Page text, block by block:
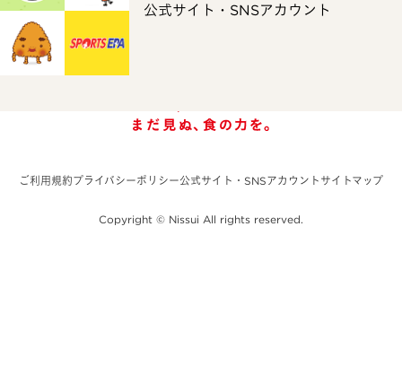
公式サイト・SNSアカウント
ご利用規約プライバシーポリシー公式サイト・SNSアカウント サイトマップ
Copyright © Nissui All rights reserved.